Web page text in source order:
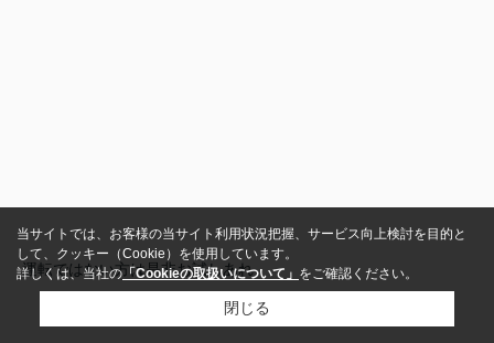
運転ではない方は是非お試しあれ
当サイトでは、お客様の当サイト利用状況把握、サービス向上検討を目的と
して、クッキー（Cookie）を使用しています。
詳しくは、当社の「Cookieの取扱いについて」 をご確認ください。
閉じる